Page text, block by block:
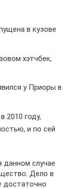
в кузове
хэтчбек,
у Приоры в
2010 году,
и по сей
данном случае
Дело в
достаточно